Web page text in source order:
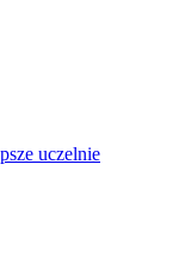
uczelnie